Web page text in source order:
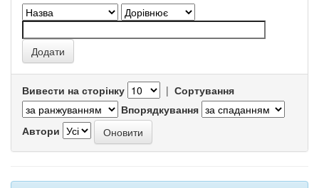
Вивести на сторінку | Сортування
Впорядкування
Автори